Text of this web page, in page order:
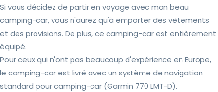
Si vous décidez de partir en voyage avec mon beau
camping-car, vous n'aurez qu'à emporter des vêtements
et des provisions. De plus, ce camping-car est entièrement
équipé.
Pour ceux qui n'ont pas beaucoup d'expérience en Europe,
le camping-car est livré avec un système de navigation
standard pour camping-car (Garmin 770 LMT-D).